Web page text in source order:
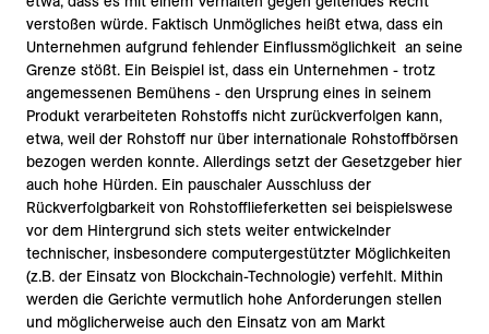
verstoßen würde. Faktisch Unmögliches heißt etwa, dass ein
Unternehmen aufgrund fehlender Einflussmöglichkeit an seine
Grenze stößt. Ein Beispiel ist, dass ein Unternehmen - trotz
angemessenen Bemühens - den Ursprung eines in seinem
Produkt verarbeiteten Rohstoffs nicht zurückverfolgen kann,
etwa, weil der Rohstoff nur über internationale Rohstoffbörsen
bezogen werden konnte. Allerdings setzt der Gesetzgeber hier
auch hohe Hürden. Ein pauschaler Ausschluss der
Rückverfolgbarkeit von Rohstofflieferketten sei beispielswese
vor dem Hintergrund sich stets weiter entwickelnder
technischer, insbesondere computergestützter Möglichkeiten
(z.B. der Einsatz von Blockchain-Technologie) verfehlt. Mithin
werden die Gerichte vermutlich hohe Anforderungen stellen
und möglicherweise auch den Einsatz von am Markt